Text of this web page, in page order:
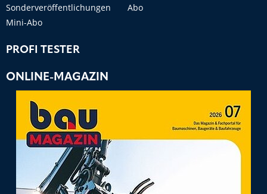
Sonderveröffentlichungen
Abo
Mini-Abo
PROFI TESTER
ONLINE-MAGAZIN